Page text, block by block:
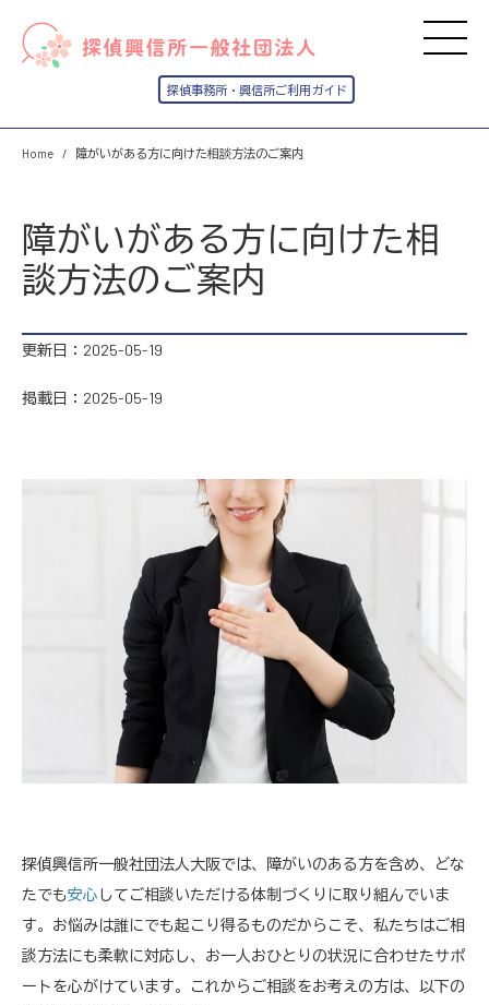
Home 障がいがある方に向けた相談方法のご案内
障がいがある方に向けた相
談方法のご案内
更新日：2025-05-19
掲載日：2025-05-19
探偵興信所一般社団法人大阪では、障がいのある方を含め、どな
たでも安心してご相談いただける体制づくりに取り組んでいま
す。お悩みは誰にでも起こり得るものだからこそ、私たちはご相
談方法にも柔軟に対応し、お一人おひとりの状況に合わせたサポ
ートを心がけています。これからご相談をお考えの方は、以下の